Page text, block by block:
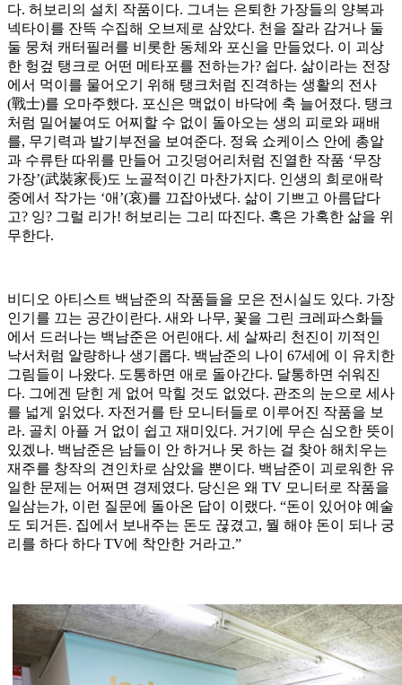
다. 허보리의 설치 작품이다. 그녀는 은퇴한 가장들의 양복과
넥타이를 잔뜩 수집해 오브제로 삼았다. 천을 잘라 감거나 둘
둘 뭉쳐 캐터필러를 비롯한 동체와 포신을 만들었다. 이 괴상
한 헝겊 탱크로 어떤 메타포를 전하는가? 쉽다. 삶이라는 전장
에서 먹이를 물어오기 위해 탱크처럼 진격하는 생활의 전사
(戰士)를 오마주했다. 포신은 맥없이 바닥에 축 늘어졌다. 탱크
처럼 밀어붙여도 어찌할 수 없이 돌아오는 생의 피로와 패배
를, 무기력과 발기부전을 보여준다. 정육 쇼케이스 안에 총알
과 수류탄 따위를 만들어 고깃덩어리처럼 진열한 작품 ‘무장
가장’(武裝家長)도 노골적이긴 마찬가지다. 인생의 희로애락
중에서 작가는 ‘애’(哀)를 끄잡아냈다. 삶이 기쁘고 아름답다
고? 잉? 그럴 리가! 허보리는 그리 따진다. 혹은 가혹한 삶을 위
무한다.
비디오 아티스트 백남준의 작품들을 모은 전시실도 있다. 가장
인기를 끄는 공간이란다. 새와 나무, 꽃을 그린 크레파스화들
에서 드러나는 백남준은 어린애다. 세 살짜리 천진이 끼적인
낙서처럼 알량하나 생기롭다. 백남준의 나이 67세에 이 유치한
그림들이 나왔다. 도통하면 애로 돌아간다. 달통하면 쉬워진
다. 그에겐 닫힌 게 없어 막힐 것도 없었다. 관조의 눈으로 세사
를 넓게 읽었다. 자전거를 탄 모니터들로 이루어진 작품을 보
라. 골치 아플 거 없이 쉽고 재미있다. 거기에 무슨 심오한 뜻이
있겠나. 백남준은 남들이 안 하거나 못 하는 걸 찾아 해치우는
재주를 창작의 견인차로 삼았을 뿐이다. 백남준이 괴로워한 유
일한 문제는 어쩌면 경제였다. 당신은 왜 TV 모니터로 작품을
일삼는가, 이런 질문에 돌아온 답이 이랬다. “돈이 있어야 예술
도 되거든. 집에서 보내주는 돈도 끊겼고, 뭘 해야 돈이 되나 궁
리를 하다 하다 TV에 착안한 거라고.”